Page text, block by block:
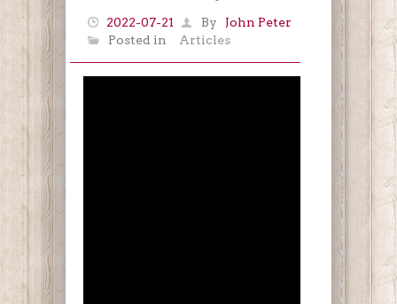
2022-07-21 By
John Peter
Posted in
Articles